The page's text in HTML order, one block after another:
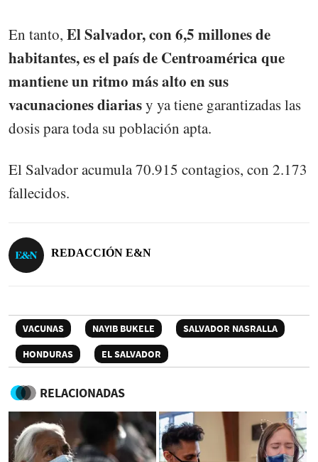
En tanto, El Salvador, con 6,5 millones de
habitantes, es el país de Centroamérica que
mantiene un ritmo más alto en sus
vacunaciones diariasy ya tiene garantizadas las
dosis para toda su población apta.
El Salvador acumula 70.915 contagios, con 2.173
fallecidos.
REDACCIÓN E&N
VACUNAS NAYIB BUKELE
SALVADOR NASRALLA
HONDURAS
EL SALVADOR
RELACIONADAS